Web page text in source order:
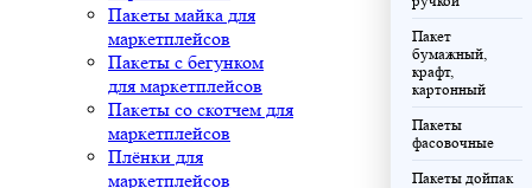
Пакеты майка для
маркетплейсов
Пакеты с бегунком
для маркетплейсов
Пакеты со скотчем для
маркетплейсов
Плёнки для
маркетплейсов
Пакет
бумажный,
крафт,
картонный
Пакеты
фасовочные
Пакеты дойпак